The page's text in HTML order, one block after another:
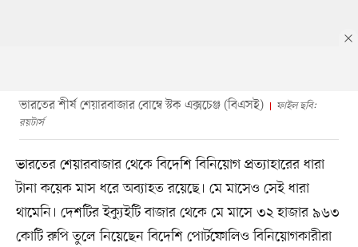
ভারতের শীর্ষ শেয়ারবাজার বোম্বে স্টক এক্সচেঞ্জ (বিএসই)
ফাইল ছবি:
রয়টার্স
ভারতের শেয়ারবাজার থেকে বিদেশি বিনিয়োগ প্রত্যাহারের ধারা
টানা কয়েক মাস ধরে অব্যাহত রয়েছে। মে মাসেও সেই ধারা
থামেনি। দেশটির ইক্যুইটি বাজার থেকে মে মাসে ৩২ হাজার ৯৬৩
কোটি রুপি তুলে নিয়েছেন বিদেশি পোর্টফোলিও বিনিয়োগকারীরা